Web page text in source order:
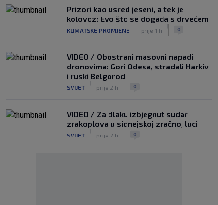
Prizori kao usred jeseni, a tek je
kolovoz: Evo što se događa s drvećem
KLIMATSKE PROMJENE prije 1 h 0
VIDEO / Obostrani masovni napadi
dronovima: Gori Odesa, stradali Harkiv
i ruski Belgorod
SVIJET prije 2 h 0
VIDEO / Za dlaku izbjegnut sudar
zrakoplova u sidnejskoj zračnoj luci
SVIJET prije 2 h 0